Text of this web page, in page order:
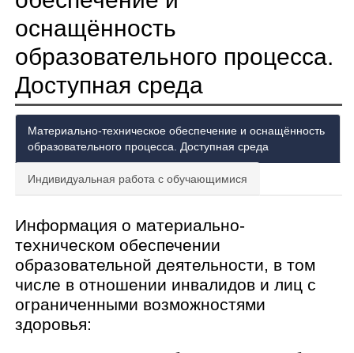
оснащённость
образовательного процесса.
Доступная среда
Материально-техническое обеспечение и оснащённость
образовательного процесса. Доступная среда
Индивидуальная работа с обучающимися
Информация о материально-
техническом обеспечении
образовательной деятельности, в том
числе в отношении инвалидов и лиц с
ограниченными возможностями
здоровья: